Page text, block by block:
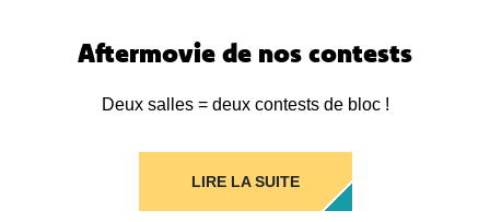
Aftermovie de nos contests
Deux salles = deux contests de bloc !
LIRE LA SUITE